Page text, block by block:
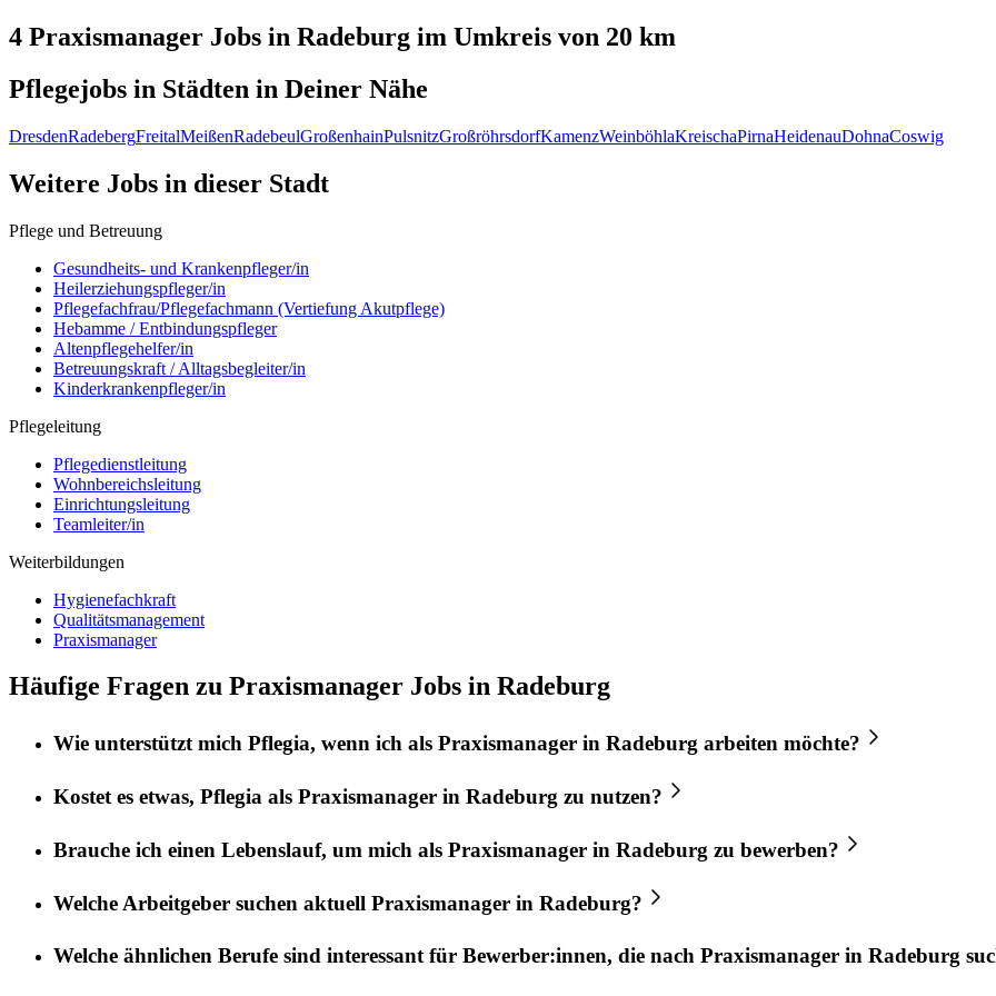
4 Praxismanager Jobs in Radeburg im Umkreis von 20 km
Pflegejobs in Städten in Deiner Nähe
DresdenRadebergFreitalMeißenRadebeulGroßenhainPulsnitzGroßröhrsdorfKamenzWeinböhlaKreischaPirnaHeidenauDohnaCoswig
Weitere Jobs in dieser Stadt
Pflege und Betreuung
Gesundheits- und Krankenpfleger/in
Heilerziehungspfleger/in
Pflegefachfrau/Pflegefachmann (Vertiefung Akutpflege)
Hebamme / Entbindungspfleger
Altenpflegehelfer/in
Betreuungskraft / Alltagsbegleiter/in
Kinderkrankenpfleger/in
Pflegeleitung
Pflegedienstleitung
Wohnbereichsleitung
Einrichtungsleitung
Teamleiter/in
Weiterbildungen
Hygienefachkraft
Qualitätsmanagement
Praxismanager
Häufige Fragen zu Praxismanager Jobs in Radeburg
Wie unterstützt mich Pflegia, wenn ich als Praxismanager in Radeburg arbeiten möchte?
Kostet es etwas, Pflegia als Praxismanager in Radeburg zu nutzen?
Brauche ich einen Lebenslauf, um mich als Praxismanager in Radeburg zu bewerben?
Welche Arbeitgeber suchen aktuell Praxismanager in Radeburg?
Welche ähnlichen Berufe sind interessant für Bewerber:innen, die nach Praxismanager in Radeburg